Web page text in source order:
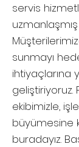
servis
sunmayı
ihtiyaçlarına
geliştiriyoruz.
ekibimizle,
büyümesine
buradayız.